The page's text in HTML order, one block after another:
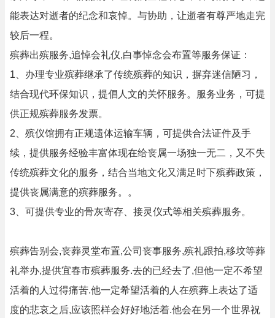
能表达对逝者的纪念和哀悼。与协助，让逝者有尊严地走完
较后一程。
殡葬出殡服务,追悼会礼仪,白事悼念会布置等服务保证：
1、办理专业殡葬继承了传统殡葬的知识，摒弃迷信陋习，
结合现代环保知识，提倡人文的关怀服务。服务业务，可提
供正规殡葬服务发票。
2、殡仪馆拥有正规遗体运输车辆，可提供合法证件及手
续，提供服务经验丰富体现在给丧属一场独一无二，又不失
传统殡葬文化的服务，结合当地文化又满足时下殡葬政策，
提供丧属满意的殡葬服务。。
3、可提供专业的骨灰寄存、接灵仪式等相关殡葬服务。
殡葬告别会,丧葬灵堂布置,公司丧事服务,殡礼跟拍,移坟等葬
礼举办,提供宜春市殡葬服务.去的已经去了,但他一定不希望
活着的人过得痛苦.他一定希望活着的人在殡葬上表达了适
度的悲哀之后,应该照样会好好地活着.他会在另一个世界祝